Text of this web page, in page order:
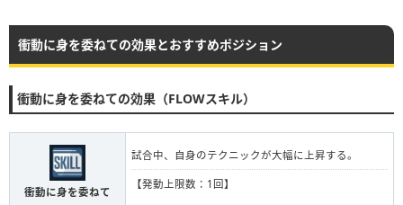
衝動に身を委ねての効果とおすすめポジション
衝動に身を委ねての効果（FLOWスキル）
衝動に身を委ねて
試合中、自身のテクニックが大幅に上昇する。
【発動上限数：1回】